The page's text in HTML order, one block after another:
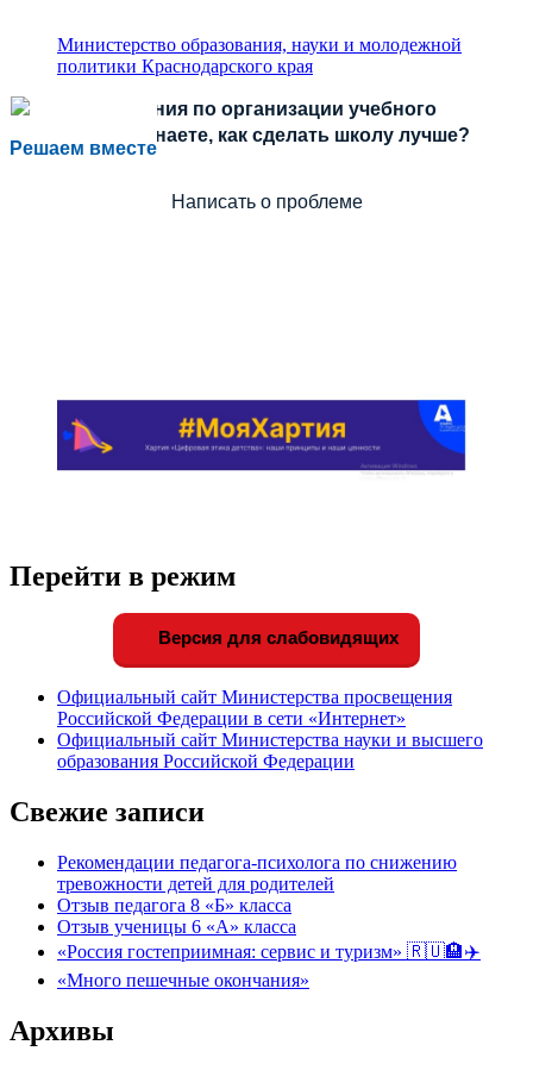
Министерство образования, науки и молодежной
политики Краснодарского края
Решаем вместе
Есть предложения по организации учебного
процесса или знаете, как сделать школу лучше?
Написать о проблеме
Перейти в режим
Версия для слабовидящих
Официальный сайт Министерства просвещения
Российской Федерации в сети «Интернет»
Официальный сайт Министерства науки и высшего
образования Российской Федерации
Свежие записи
Рекомендации педагога-психолога по снижению
тревожности детей для родителей
Отзыв педагога 8 «Б» класса
Отзыв ученицы 6 «А» класса
«Россия гостеприимная: сервис и туризм» 🇷🇺🏨✈️
«Много пешечные окончания»
Архивы